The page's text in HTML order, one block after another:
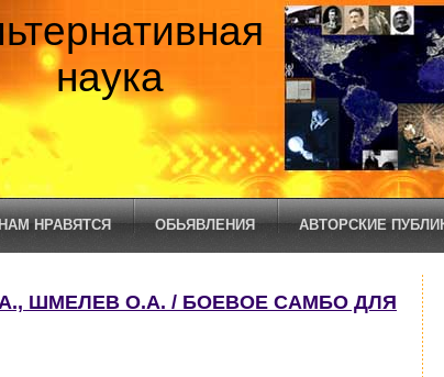
наука
НРАВЯТСЯ ОБЬЯВЛЕНИЯ АВТОРСКИЕ
ШМЕЛЕВ О.А. / БОЕВОЕ САМБО ДЛЯ